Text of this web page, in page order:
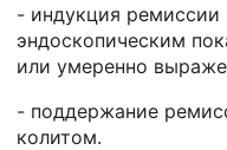
- индукция ремиссии
эндоскопическим
или умеренно
- поддержание
колитом.